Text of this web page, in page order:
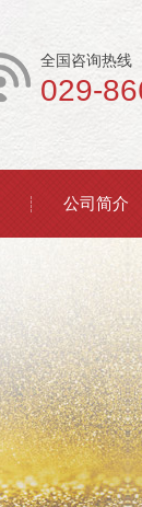
全国咨询热线
029-
公司简介